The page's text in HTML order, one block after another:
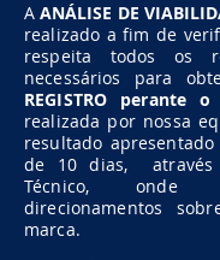
A ANÁLISE DE
realizado a fim de
respeita todos os
necessários para
REGISTRO perante
realizada por nossa
resultado
de 10 dias, através
Técnico, onde
direcionamentos
marca.